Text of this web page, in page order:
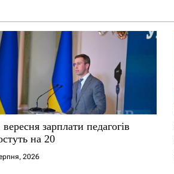
вересня зарплати педагогів
на 20
2026